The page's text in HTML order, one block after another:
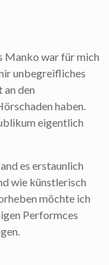
Manko war für mich
unbegreifliches
an den
haben.
eigentlich
es erstaunlich
wie künstlerisch
möchte ich
Performces